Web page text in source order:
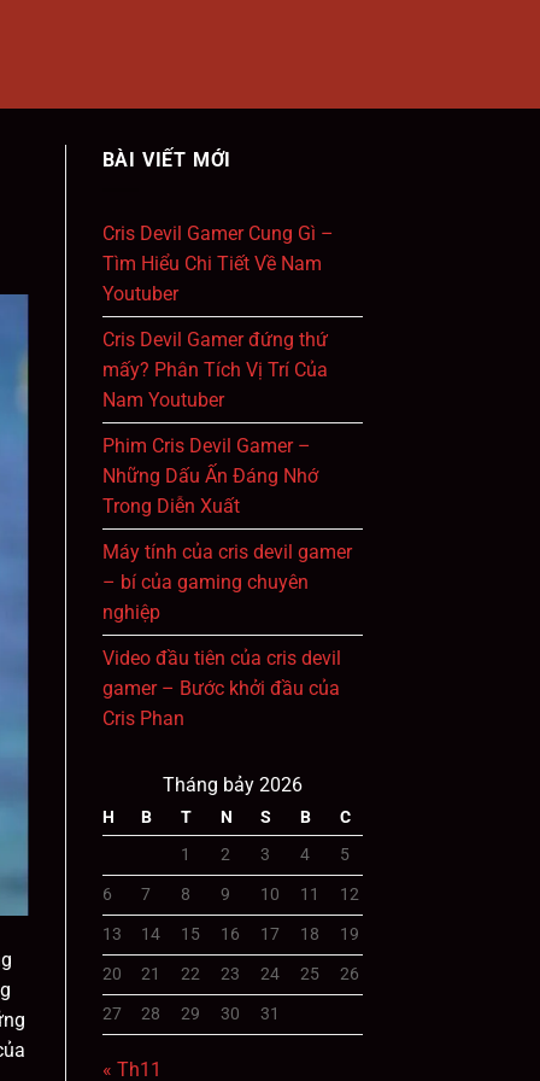
BÀI VIẾT MỚI
Cris Devil Gamer Cung Gì –
Tìm Hiểu Chi Tiết Về Nam
Youtuber
Cris Devil Gamer đứng thứ
mấy? Phân Tích Vị Trí Của
Nam Youtuber
Phim Cris Devil Gamer –
Những Dấu Ấn Đáng Nhớ
Trong Diễn Xuất
Máy tính của cris devil gamer
– bí của gaming chuyên
nghiệp
Video đầu tiên của cris devil
gamer – Bước khởi đầu của
Cris Phan
Tháng bảy 2026
H B T N S B
C
1
2 3 4
5
6
7 8 9 10 11
12
13
14 15 16 17 18
19
20
21 22 23 24 25
26
27
28 29 30 31
« Th11